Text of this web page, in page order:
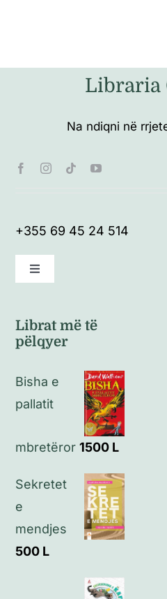
Libraria
Na ndiqni në
+355 69 45 24 514
Toggle
Librat më të
pëlqyer
Bisha e
pallatit
mbretëror 1500 L
Sekretet
e
mendjes
500 L